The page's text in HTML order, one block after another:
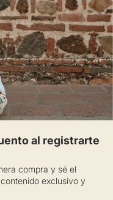
al registrarte
compra y sé el
exclusivo y